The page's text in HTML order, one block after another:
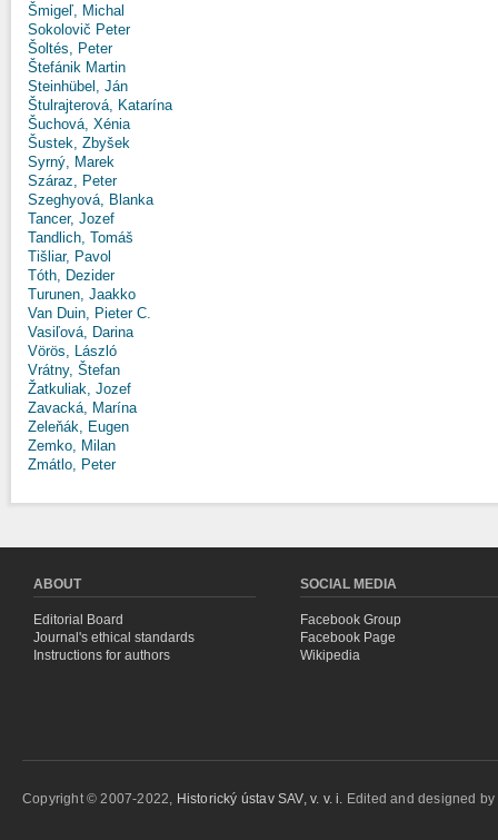
Šmigeľ, Michal
Sokolovič Peter
Šoltés, Peter
Štefánik Martin
Steinhübel, Ján
Štulrajterová, Katarína
Šuchová, Xénia
Šustek, Zbyšek
Syrný, Marek
Száraz, Peter
Szeghyová, Blanka
Tancer, Jozef
Tandlich, Tomáš
Tišliar, Pavol
Tóth, Dezider
Turunen, Jaakko
Van Duin, Pieter C.
Vasiľová, Darina
Vörös, László
Vrátny, Štefan
Žatkuliak, Jozef
Zavacká, Marína
Zeleňák, Eugen
Zemko, Milan
Zmátlo, Peter
ABOUT
Editorial Board
Journal's ethical standards
Instructions for authors
SOCIAL MEDIA
Facebook Group
Facebook Page
Wikipedia
Copyright © 2007-2022, Historický ústav SAV, v. v. i. Edited and designed by